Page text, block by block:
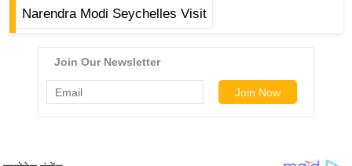
इ
टी
Narendra Modi Seychelles Visit